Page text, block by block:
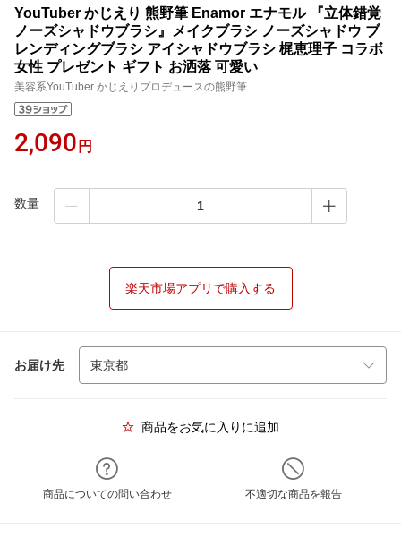
YouTuber かじえり 熊野筆 Enamor エナモル 『立体錯覚
ノーズシャドウブラシ』メイクブラシ ノーズシャドウ ブ
レンディングブラシ アイシャドウブラシ 梶恵理子 コラボ
女性 プレゼント ギフト お洒落 可愛い
美容系YouTuber かじえりプロデュースの熊野筆
2,090 円
数量
楽天市場アプリで購入する
お届け先
商品をお気に入りに追加
商品についての問い合わせ 不適切な商品を報告